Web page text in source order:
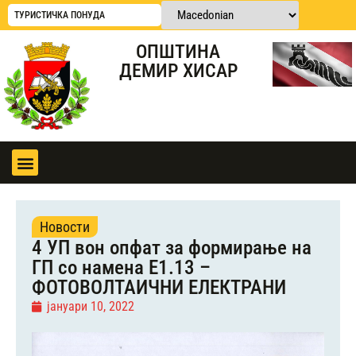
ТУРИСТИЧКА ПОНУДА
ОПШТИНА
ДЕМИР ХИСАР
Новости
4 УП вон опфат за формирање на
ГП со намена Е1.13 –
ФОТОВОЛТАИЧНИ ЕЛЕКТРАНИ
јануари 10, 2022